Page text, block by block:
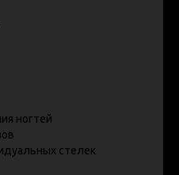
ногтей
стелек